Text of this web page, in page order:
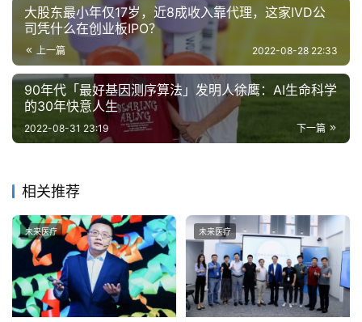
大股东最小年仅17岁，近8成收入靠代理，这家IVD公
司凭什么在创业板IPO？
上一篇 2022-08-28 22:33
90年代「最好基因测序算法」发明人徐鹰：AI生命科学
的30年快意人生
下一篇
2022-08-31 23:19
相关推荐
未来医疗 未来医疗